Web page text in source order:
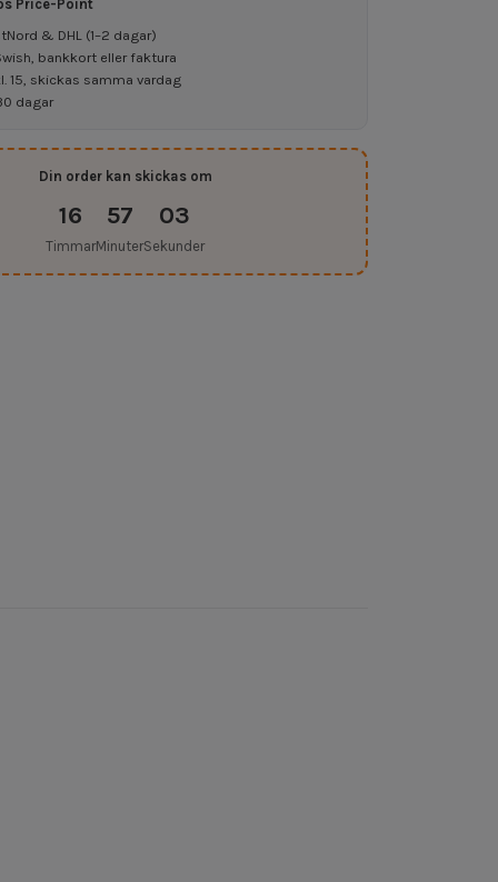
Price-Point
& DHL (1–2 dagar)
bankkort eller faktura
15, skickas samma vardag
dagar
Din order kan skickas om
16
Timmar
57
Minuter
02
Sekunder